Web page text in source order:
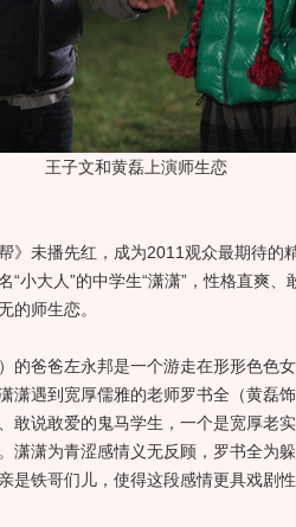
王子文和黄磊上演师生恋
播先红，成为2011观众最期待的精
“小大人”的中学生“潇潇”，性格直爽
的师生恋。
爸爸左永邦是一个游走在形形色色女
潇遇到宽厚儒雅的老师罗书全（黄磊
敢说敢爱的鬼马学生，一个是宽厚老
潇潇为青涩感情义无反顾，罗书全为
是铁哥们儿，使得这段感情更具戏剧性